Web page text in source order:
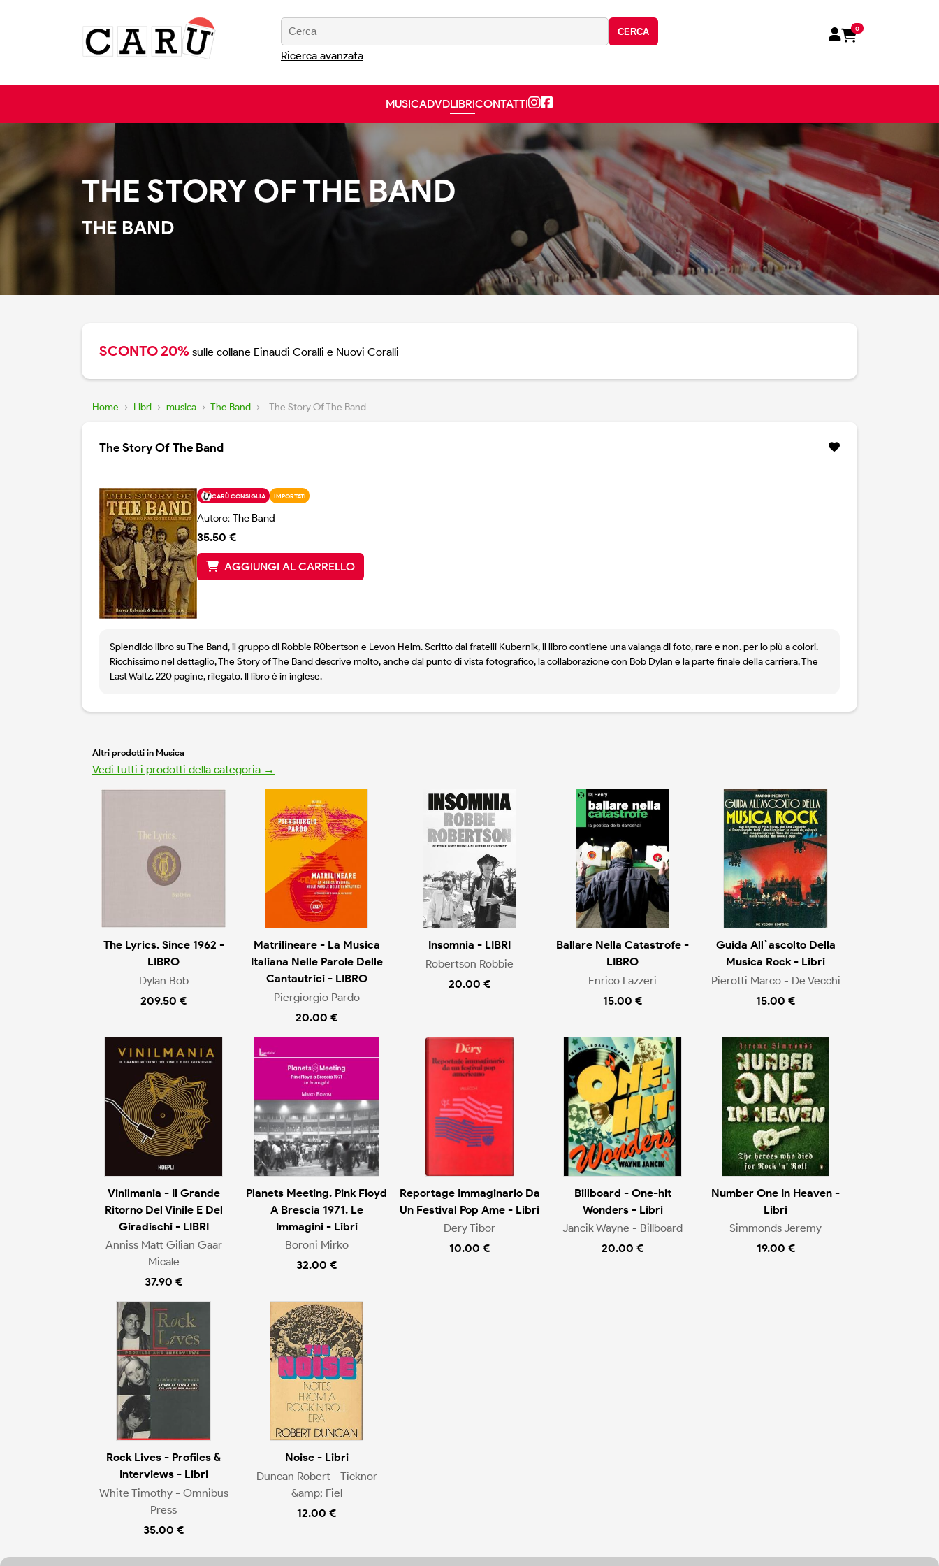
CERCA
Ricerca avanzata
0
MUSICADVDLIBRICONTATTI
THE STORY OF THE BAND
THE BAND
SCONTO 20% sulle collane Einaudi Coralli e Nuovi Coralli
Home › Libri › musica › The Band › The Story Of The Band
The Story Of The Band
CARÙ CONSIGLIA IMPORTATI
Autore: The Band
35.50 €
AGGIUNGI AL CARRELLO
Splendido libro su The Band, il gruppo di Robbie R0bertson e Levon Helm. Scritto dai fratelli Kubernik, il libro contiene una valanga di foto, rare e non. per lo più a colori.
Ricchissimo nel dettaglio, The Story of The Band descrive molto, anche dal punto di vista fotografico, la collaborazione con Bob Dylan e la parte finale della carriera, The
Last Waltz. 220 pagine, rilegato. Il libro è in inglese.
Altri prodotti in Musica
Vedi tutti i prodotti della categoria →
The Lyrics. Since 1962 -
LIBRO
Dylan Bob
209.50 €
Matrilineare - La Musica
Italiana Nelle Parole Delle
Cantautrici - LIBRO
Piergiorgio Pardo
20.00 €
Insomnia - LIBRI
Robertson Robbie
20.00 €
Ballare Nella Catastrofe -
LIBRO
Enrico Lazzeri
15.00 €
Guida All`ascolto Della
Musica Rock - Libri
Pierotti Marco - De Vecchi
15.00 €
Vinilmania - Il Grande
Ritorno Del Vinile E Del
Giradischi - LIBRI
Anniss Matt Gilian Gaar
Micale
37.90 €
Planets Meeting. Pink Floyd
A Brescia 1971. Le
Immagini - Libri
Boroni Mirko
32.00 €
Reportage Immaginario Da
Un Festival Pop Ame - Libri
Dery Tibor
10.00 €
Billboard - One-hit
Wonders - Libri
Jancik Wayne - Billboard
20.00 €
Number One In Heaven -
Libri
Simmonds Jeremy
19.00 €
Rock Lives - Profiles &
Interviews - Libri
White Timothy - Omnibus
Press
35.00 €
Noise - Libri
Duncan Robert - Ticknor
&amp; Fiel
12.00 €